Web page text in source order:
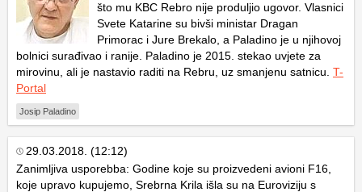
što mu KBC Rebro nije produljio ugovor. Vlasnici
Svete Katarine su bivši ministar Dragan
Primorac i Jure Brekalo, a Paladino je u njihovoj
bolnici surađivao i ranije. Paladino je 2015. stekao uvjete za
mirovinu, ali je nastavio raditi na Rebru, uz smanjenu satnicu. T-
Portal
Josip Paladino
29.03.2018. (12:12)
Zanimljiva usporebba: Godine koje su proizvedeni avioni F16,
koje upravo kupujemo, Srebrna Krila išla su na Euroviziju s